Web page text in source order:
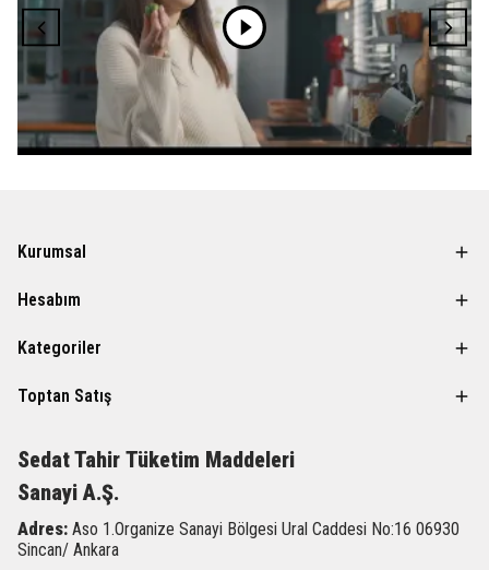
Kurumsal
Hesabım
Kategoriler
Toptan Satış
Sedat Tahir Tüketim Maddeleri
Sanayi A.Ş.
Adres: Aso 1.Organize Sanayi Bölgesi Ural Caddesi No:16 06930
Sincan/ Ankara